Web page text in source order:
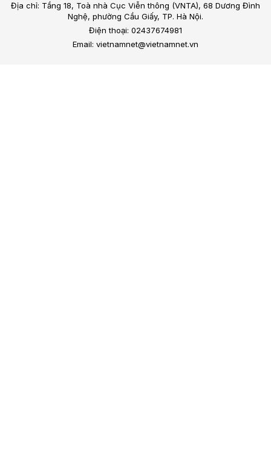
Địa chỉ: Tầng 18, Toà nhà Cục Viễn thông (VNTA), 68 Dương Đình
Nghệ, phường Cầu Giấy, TP. Hà Nội.
Điện thoại: 02437674981
Email: vietnamnet@vietnamnet.vn